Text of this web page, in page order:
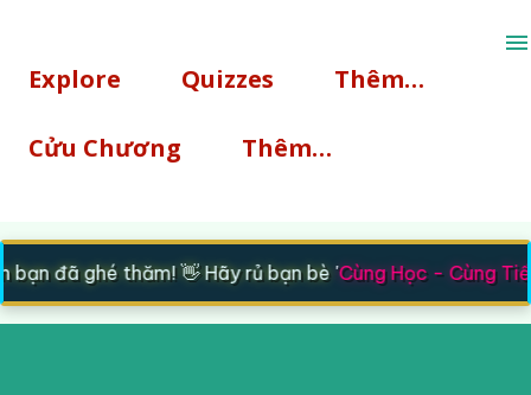
Explore Quizzes Thêm…
Cửu Chương Thêm…
đã ghé thăm! 👋 Hãy rủ bạn bè 'Cùng Học - Cùng Tiến